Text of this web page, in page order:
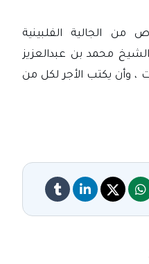
اعتنق 10 أشخاص من الجالية الفلبينية
محمد بن عبدالعزيز
، وأن يكتب الأجر لكل من